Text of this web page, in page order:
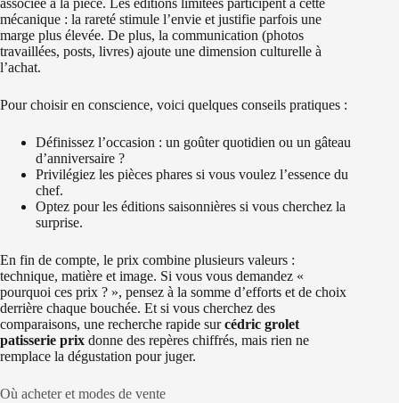
mécanique : la rareté stimule l’envie et justifie parfois une
marge plus élevée. De plus, la communication (photos
travaillées, posts, livres) ajoute une dimension culturelle à
l’achat.
Pour choisir en conscience, voici quelques conseils pratiques :
Définissez l’occasion : un goûter quotidien ou un gâteau
d’anniversaire ?
Privilégiez les pièces phares si vous voulez l’essence du
chef.
Optez pour les éditions saisonnières si vous cherchez la
surprise.
En fin de compte, le prix combine plusieurs valeurs :
technique, matière et image. Si vous vous demandez «
pourquoi ces prix ? », pensez à la somme d’efforts et de choix
derrière chaque bouchée. Et si vous cherchez des
comparaisons, une recherche rapide surcédric grolet
patisserie prix donne des repères chiffrés, mais rien ne
remplace la dégustation pour juger.
Où acheter et modes de vente